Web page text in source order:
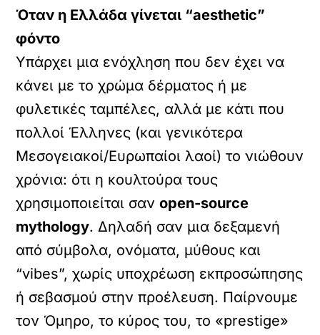
Όταν η Ελλάδα γίνεται “aesthetic”
φόντο
Υπάρχει μια ενόχληση που δεν έχει να
κάνει με το χρώμα δέρματος ή με
φυλετικές ταμπέλες, αλλά με κάτι που
πολλοί Έλληνες (και γενικότερα
Μεσογειακοί/Ευρωπαίοι λαοί) το νιώθουν
χρόνια: ότι η κουλτούρα τους
χρησιμοποιείται σανopen-source
mythology. Δηλαδή σαν μια δεξαμενή
από σύμβολα, ονόματα, μύθους και
“vibes”, χωρίς υποχρέωση εκπροσώπησης
ή σεβασμού στην προέλευση. Παίρνουμε
τον Όμηρο, το κύρος του, το «prestige»